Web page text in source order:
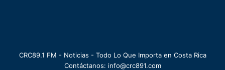
CRC89.1 FM - Noticias - Todo Lo Que Importa en Costa Rica
Contáctanos: info@crc891.com